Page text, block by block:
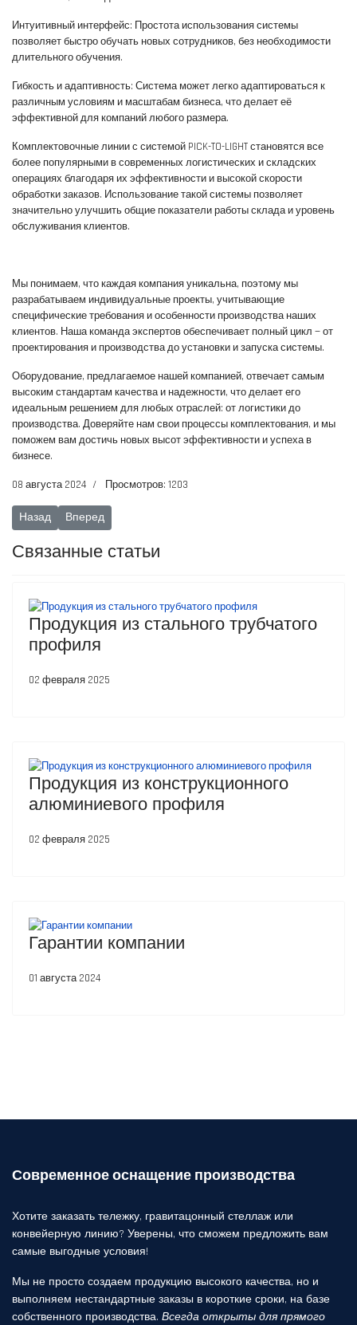
Интуитивный интерфейс: Простота использования системы
позволяет быстро обучать новых сотрудников, без необходимости
длительного обучения.
Гибкость и адаптивность: Система может легко адаптироваться к
различным условиям и масштабам бизнеса, что делает её
эффективной для компаний любого размера.
Комплектовочные линии с системой PICK-TO-LIGHT становятся все
более популярными в современных логистических и складских
операциях благодаря их эффективности и высокой скорости
обработки заказов. Использование такой системы позволяет
значительно улучшить общие показатели работы склада и уровень
обслуживания клиентов.
Мы понимаем, что каждая компания уникальна, поэтому мы
разрабатываем индивидуальные проекты, учитывающие
специфические требования и особенности производства наших
клиентов. Наша команда экспертов обеспечивает полный цикл — от
проектирования и производства до установки и запуска системы.
Оборудование, предлагаемое нашей компанией, отвечает самым
высоким стандартам качества и надежности, что делает его
идеальным решением для любых отраслей: от логистики до
производства. Доверяйте нам свои процессы комплектования, и мы
поможем вам достичь новых высот эффективности и успеха в
бизнесе.
08 августа 2024 Просмотров: 1203
Предыдущий: Современное оснащение производства
Назад Следующий: Выкатные системы E-FRAME
Вперед
Связанные статьи
Продукция из стального трубчатого
профиля
02 февраля 2025
Продукция из конструкционного
алюминиевого профиля
02 февраля 2025
Гарантии компании
01 августа 2024
Современное оснащение производства
Хотите заказать тележку, гравитацонный стеллаж или
конвейерную линию? Уверены, что сможем предложить вам
самые выгодные условия!
Мы не просто создаем продукцию высокого качества, но и
выполняем нестандартные заказы в короткие сроки, на базе
собственного производства. Всегда открыты для прямого